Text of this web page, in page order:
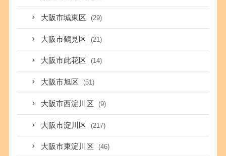
大阪市城東区 (29)
大阪市鶴見区 (21)
大阪市此花区 (14)
大阪市旭区 (51)
大阪市西淀川区 (9)
大阪市淀川区 (217)
大阪市東淀川区 (46)